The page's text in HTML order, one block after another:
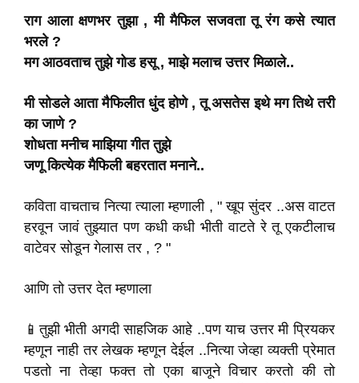
राग आला क्षणभर तुझा , मी मैफिल सजवता तू रंग कसे त्यात
भरले ?
मग आठवताच तुझे गोड हसू , माझे मलाच उत्तर मिळाले..
मी सोडले आता मैफिलीत धुंद होणे , तू असतेस इथे मग तिथे तरी
का जाणे ?
शोधता मनीच माझिया गीत तुझे
जणू कित्येक मैफिली बहरतात मनाने..
कविता वाचताच नित्या त्याला म्हणाली , " खूप सुंदर ..अस वाटत
हरवून जावं तुझ्यात पण कधी कधी भीती वाटते रे तू एकटीलाच
वाटेवर सोडून गेलास तर , ? "
आणि तो उत्तर देत म्हणाला
📱तुझी भीती अगदी साहजिक आहे ..पण याच उत्तर मी प्रियकर
म्हणून नाही तर लेखक म्हणून देईल ..नित्या जेव्हा व्यक्ती प्रेमात
पडतो ना तेव्हा फक्त तो एका बाजूने विचार करतो की तो